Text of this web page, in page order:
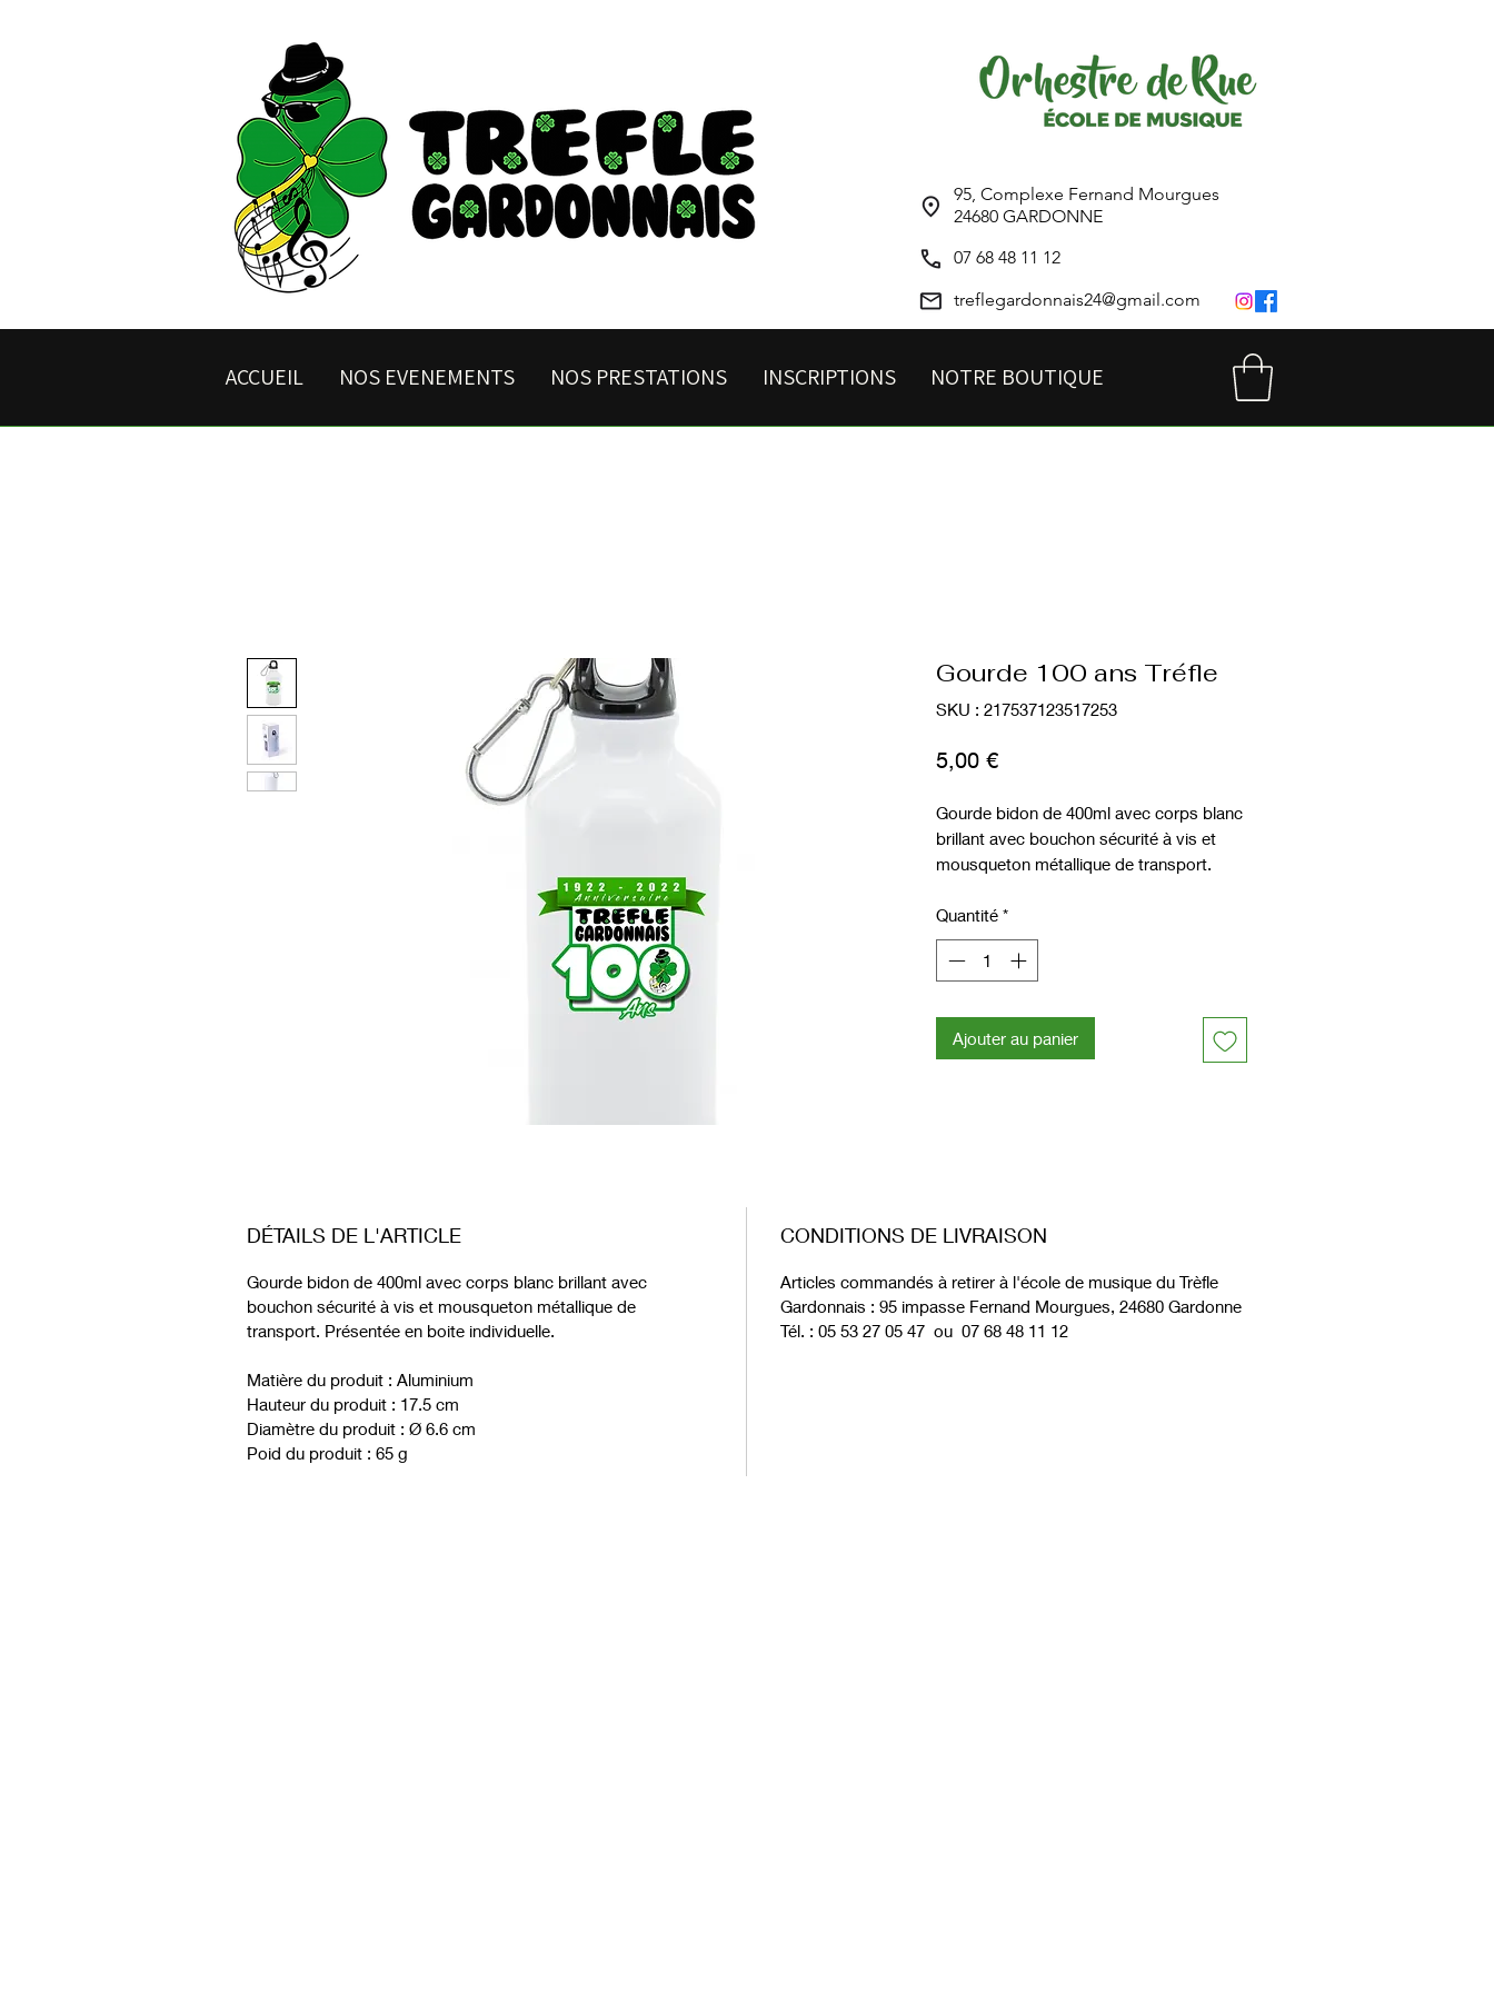
95, Complexe Fernand Mourgues
24680 GARDONNE
07 68 48 11 12
treflegardonnais24@gmail.com
ACCUEIL NOS EVENEMENTS NOS PRESTATIONS INSCRIPTIONS NOTRE BOUTIQUE
Gourde 100 ans Tréfle
SKU : 217537123517253
5,00 €Prix
Gourde bidon de 400ml avec corps blanc
brillant avec bouchon sécurité à vis et
mousqueton métallique de transport.
Matière du produit : Aluminium
Hauteur du produit : 17.5 cm
Poid du produit : 65 g
Quantité *
Ajouter au panier
DÉTAILS DE L'ARTICLE
Gourde bidon de 400ml avec corps blanc brillant avec
bouchon sécurité à vis et mousqueton métallique de
transport. Présentée en boite individuelle.
Matière du produit : Aluminium
Hauteur du produit : 17.5 cm
Diamètre du produit : Ø 6.6 cm
Poid du produit : 65 g
CONDITIONS DE LIVRAISON
Articles commandés à retirer à l'école de musique du Trèfle
Gardonnais : 95 impasse Fernand Mourgues, 24680 Gardonne
Tél. : 05 53 27 05 47 ou 07 68 48 11 12